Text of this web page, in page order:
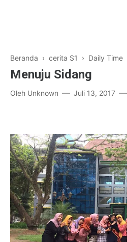
Beranda › cerita S1 › Daily Time
Menuju Sidang
Oleh Unknown Juli 13, 2017